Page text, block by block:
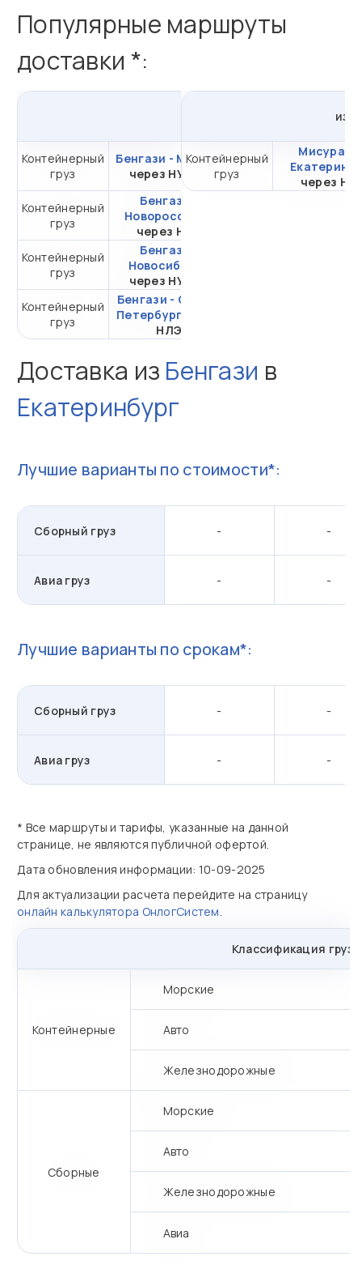
Популярные маршруты
доставки *:
Контейнерный
груз
Бенгази - Москва
через НУТЭП
от 485 663,51 ₽ за
20DC
Контейнерный
груз
Бенгази -
Новороссийск
через НЛЭ
Контейнерный
груз
Бенгази -
Новосибирск
через НУТЭП
Контейнерный
груз
Бенгази - Санкт-
Петербург
НЛЭ
из
Контейнерный
груз
Мисурата
через
Доставка из Бенгази в
Екатеринбург
Лучшие варианты по стоимости*:
Сборный груз - -
Авиа груз - -
Лучшие варианты по срокам*:
Сборный груз - -
Авиа груз - -
* Все маршруты и тарифы, указанные на данной
странице, не являются публичной офертой.
Дата обновления информации: 10-09-2025
Для актуализации расчета перейдите на страницу
онлайн калькулятора ОнлогСистем.
Классификация
Контейнерные
Морские
Авто
Железнодорожные
Сборные
Морские
Авто
Железнодорожные
Авиа